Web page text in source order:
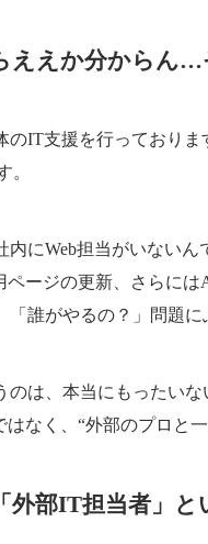
ええか分からん
IT支援を行っておりま
。
内にWeb担当がいない
ページの更新、さらに
誰がやるの？」問題に
は、本当にもったいな
なく、“外部のプロと
外部IT担当者」と